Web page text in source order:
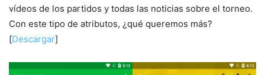
vídeos de los partidos y todas las noticias sobre el torneo.
Con este tipo de atributos, ¿qué queremos más?
[Descargar]